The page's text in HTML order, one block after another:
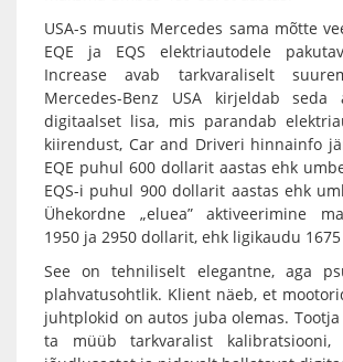
USA-s muutis Mercedes sama mõtte
EQE ja EQS elektriautodele
Increase avab tarkvaraliselt
Mercedes-Benz USA kirjeldab seda
digitaalset lisa, mis parandab
kiirendust, Car and Driveri hinnainfo
EQE puhul 600 dollarit aastas ehk
EQS-i puhul 900 dollarit aastas ehk
Ühekordne „eluea” aktiveerimine
1950 ja 2950 dollarit, ehk ligikaudu
See on tehniliselt elegantne, aga
plahvatusohtlik. Klient näeb, et
juhtplokid on autos juba olemas.
ta müüb tarkvaralist kalibratsiooni,